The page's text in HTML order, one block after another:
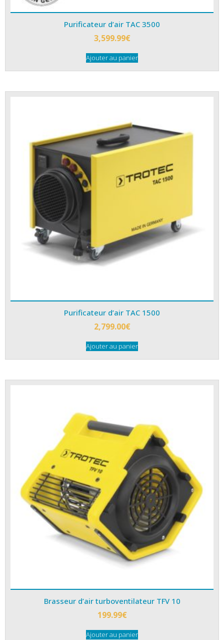
Purificateur d’air TAC 3500
3,599.99€
Ajouter au panier
Purificateur d’air TAC 1500
2,799.00€
Ajouter au panier
Brasseur d’air turboventilateur TFV 10
199.99€
Ajouter au panier